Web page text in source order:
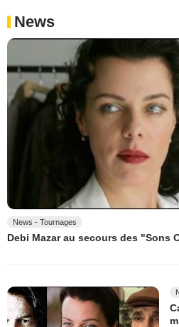
News
News - Tournages
Debi Mazar au secours des "Sons